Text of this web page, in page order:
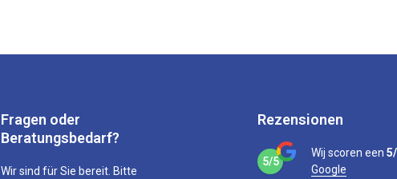
Fragen oder
Beratungsbedarf?
Wir sind für Sie bereit. Bitte
Rezensionen
5/5
Wij scoren een
Google